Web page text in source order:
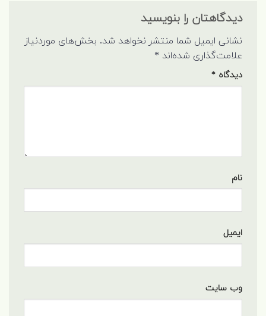
دیدگاهتان را بنویسید
نشانی ایمیل شما منتشر نخواهد شد. بخش‌های موردنیاز
علامت‌گذاری شده‌اند *
دیدگاه *
نام
ایمیل
وب‌ سایت